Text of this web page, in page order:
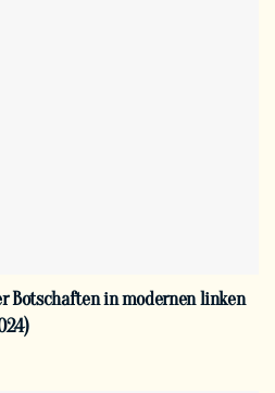
Botschaften in modernen linken